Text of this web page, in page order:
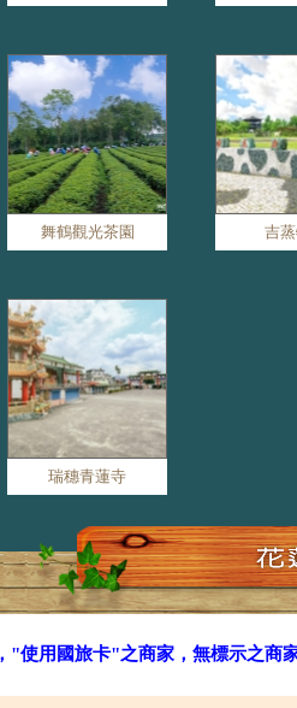
舞鶴觀光茶園 吉
瑞穗青蓮寺
"使用國旅卡"之商家，無標示之商